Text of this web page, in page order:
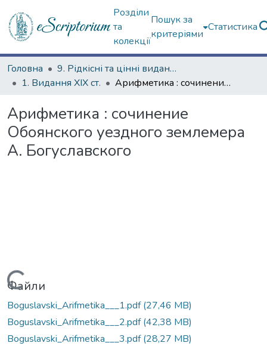
Розділи
та
колекції
Пошук за
критеріями
Статистика
Головна
9. Рідкісні та цінні видання
1. Видання ХІХ ст.
Арифметика : сочинение Обоянского уездного землемера А. Богуславского
Арифметика : сочинение
Обоянского уездного землемера
А. Богуславского
Вантажиться...
Файли
Boguslavski_Arifmetika___1.pdf(27,46 MB)
Boguslavski_Arifmetika___2.pdf(42,38 MB)
Boguslavski_Arifmetika___3.pdf(28,27 MB)